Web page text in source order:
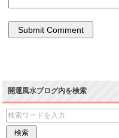
開運風水ブログ内を検索